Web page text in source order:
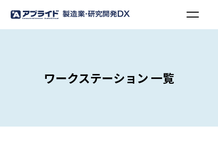
ワークステーション 一覧